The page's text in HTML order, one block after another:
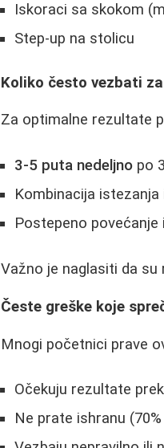
Iskoraci sa skokom
Step-up na stolicu
Koliko često vezbati
Za optimalne rezultate
3-5 puta nedeljno po
Kombinacija
Postepeno
Važno je naglasiti da
Česte greške koje
Mnogi početnici prave
Očekuju rezultate
Ne prate ishranu